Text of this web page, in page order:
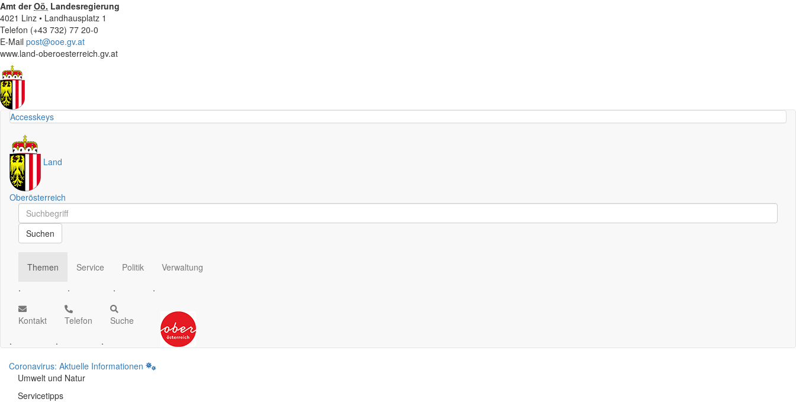
Amt derOö. Landesregierung
4021 Linz • Landhausplatz 1
Telefon (+43 732) 77 20-0
E-Mail post@ooe.gv.at
www.land-oberoesterreich.gv.at
Accesskeys
Land
Oberösterreich
Schnellsuche
Schnellsuche
Suchen
Themen
.
Service
.
Politik
.
Verwaltung
.
Kontakt
.
Telefon
.
Suche
.
Coronavirus: Aktuelle Informationen
Umwelt und Natur
Servicetipps